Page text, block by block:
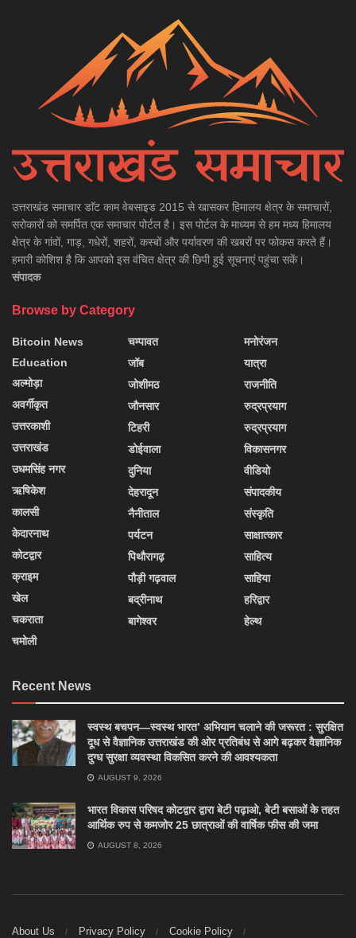
उत्तराखंड समाचार डाॅट काम वेबसाइड 2015 से खासकर हिमालय क्षेत्र के समाचारों,
सरोकारों को समर्पित एक समाचार पोर्टल है। इस पोर्टल के माध्यम से हम मध्य हिमालय
क्षेत्र के गांवों, गाड़, गधेरों, शहरों, कस्बों और पर्यावरण की खबरों पर फोकस करते हैं।
हमारी कोशिश है कि आपको इस वंचित क्षेत्र की छिपी हुई सूचनाएं पहुंचा सकें।
संपादक
Browse by Category
Bitcoin News
Education
अल्मोड़ा
अवर्गीकृत
उत्तरकाशी
उत्तराखंड
उधमसिंह नगर
ऋषिकेश
कालसी
केदारनाथ
कोटद्वार
क्राइम
खेल
चकराता
चमोली
चम्पावत
जॉब
जोशीमठ
जौनसार
टिहरी
डोईवाला
दुनिया
देहरादून
नैनीताल
पर्यटन
पिथौरागढ़
पौड़ी गढ़वाल
बद्रीनाथ
बागेश्वर
मनोरंजन
यात्रा
राजनीति
रुद्रप्रयाग
रुद्रप्रयाग
विकासनगर
वीडियो
संपादकीय
संस्कृति
साक्षात्कार
साहित्य
साहिया
हरिद्वार
हेल्थ
Recent News
स्वस्थ बचपन—स्वस्थ भारत’ अभियान चलाने की जरूरत : सुरक्षित
दूध से वैज्ञानिक उत्तराखंड की ओर प्रतिबंध से आगे बढ़कर वैज्ञानिक
दुग्ध सुरक्षा व्यवस्था विकसित करने की आवश्यकता
AUGUST 9, 2026
भारत विकास परिषद कोटद्वार द्वारा बेटी पढ़ाओ, बेटी बसाओं के तहत
आर्थिक रुप से कमजोर 25 छात्राओं की वार्षिक फीस की जमा
AUGUST 8, 2026
About Us Privacy Policy
Cookie Policy